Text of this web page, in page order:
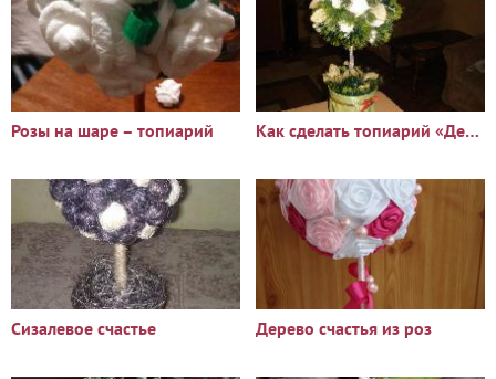
Розы на шаре – топиарий Как сделать топиарий «Дерево счастья»
Сизалевое счастье Дерево счастья из роз